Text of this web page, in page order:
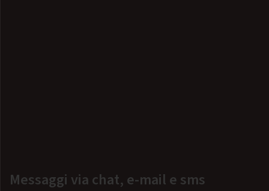
Messaggi via chat, e-mail e sms